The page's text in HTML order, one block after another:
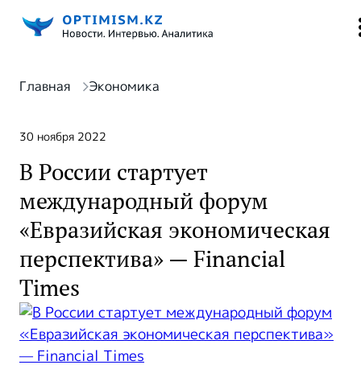
Главная Экономика
30 ноября 2022
В России стартует
международный форум
«Евразийская экономическая
перспектива» — Financial
Times